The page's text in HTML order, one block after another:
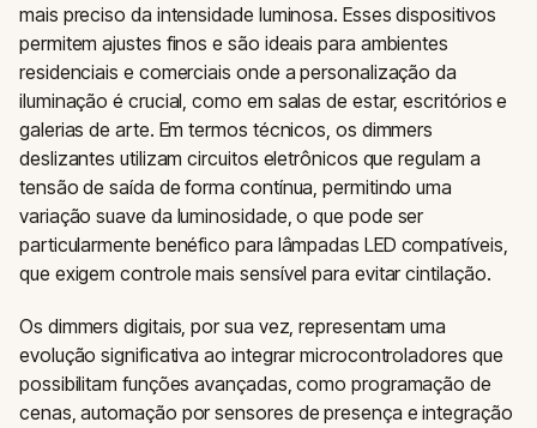
mais preciso da intensidade luminosa. Esses dispositivos
permitem ajustes finos e são ideais para ambientes
residenciais e comerciais onde a personalização da
iluminação é crucial, como em salas de estar, escritórios e
galerias de arte. Em termos técnicos, os dimmers
deslizantes utilizam circuitos eletrônicos que regulam a
tensão de saída de forma contínua, permitindo uma
variação suave da luminosidade, o que pode ser
particularmente benéfico para lâmpadas LED compatíveis,
que exigem controle mais sensível para evitar cintilação.
Os dimmers digitais, por sua vez, representam uma
evolução significativa ao integrar microcontroladores que
possibilitam funções avançadas, como programação de
cenas, automação por sensores de presença e integração